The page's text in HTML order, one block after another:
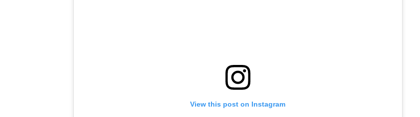
View this post on Instagram